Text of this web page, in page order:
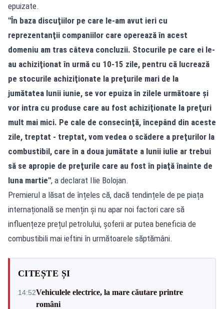
epuizate.
"În baza discuţiilor pe care le-am avut ieri cu
reprezentanţii companiilor care operează în acest
domeniu am tras câteva concluzii. Stocurile pe care ei le-
au achiziţionat în urmă cu 10-15 zile, pentru că lucrează
pe stocurile achiziţionate la preţurile mari de la
jumătatea lunii iunie, se vor epuiza în zilele următoare şi
vor intra cu produse care au fost achiziţionate la preţuri
mult mai mici. Pe cale de consecinţă, începând din aceste
zile, treptat - treptat, vom vedea o scădere a preţurilor la
combustibil, care în a doua jumătate a lunii iulie ar trebui
să se apropie de preţurile care au fost în piaţă înainte de
luna martie", a declarat Ilie Bolojan.
Premierul a lăsat de înțeles că, dacă tendințele de pe piața
internațională se mențin și nu apar noi factori care să
influențeze prețul petrolului, șoferii ar putea beneficia de
combustibili mai ieftini în următoarele săptămâni.
CITEȘTE ȘI
14:52Vehiculele electrice, la mare căutare printre
români